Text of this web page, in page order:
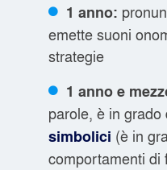
1 anno:
emette suoni
strategie
1 anno e
parole, è in
simbolici (è in
comportamenti di